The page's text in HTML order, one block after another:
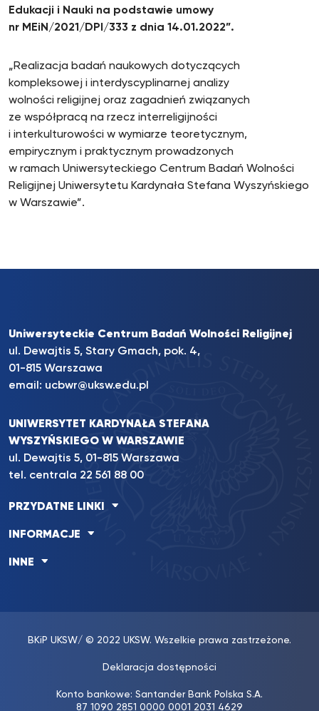
Edukacji i Nauki na podstawie umowy
nr MEiN/2021/DPI/333 z dnia 14.01.2022”.
„Realizacja badań naukowych dotyczących
kompleksowej i interdyscyplinarnej analizy
wolności religijnej oraz zagadnień związanych
ze współpracą na rzecz interreligijności
i interkulturowości w wymiarze teoretycznym,
empirycznym i praktycznym prowadzonych
w ramach Uniwersyteckiego Centrum Badań Wolności
Religijnej Uniwersytetu Kardynała Stefana Wyszyńskiego
w Warszawie”.
Uniwersyteckie Centrum Badań Wolności Religijnej
ul. Dewajtis 5, Stary Gmach, pok. 4,
01-815 Warszawa
email: ucbwr@uksw.edu.pl
UNIWERSYTET KARDYNAŁA STEFANA
WYSZYŃSKIEGO W WARSZAWIE
ul. Dewajtis 5, 01-815 Warszawa
tel. centrala 22 561 88 00
PRZYDATNE LINKI
INFORMACJE
INNE
BKiP UKSW/ © 2022 UKSW. Wszelkie prawa zastrzeżone.
Deklaracja dostępności
Konto bankowe: Santander Bank Polska S.A.
87 1090 2851 0000 0001 2031 4629